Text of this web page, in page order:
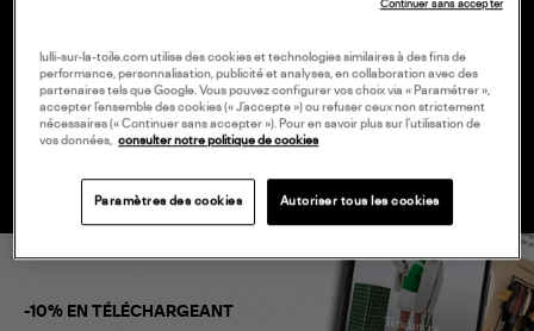
NEWSLETTER
-10% EN TÉLÉCHARGEANT
lulli-sur-la-toile.com utilise des cookies et technologies similaires à des fins de
performance, personnalisation, publicité et analyses, en collaboration avec des
partenaires tels que Google. Vous pouvez configurer vos choix via « Paramétrer »,
accepter l’ensemble des cookies (« J’accepte ») ou refuser ceux non strictement
nécessaires (« Continuer sans accepter »). Pour en savoir plus sur l’utilisation de
vos données, consulter notre politique de cookies
Paramètres des cookies Autoriser tous les cookies
Continuer sans accepter